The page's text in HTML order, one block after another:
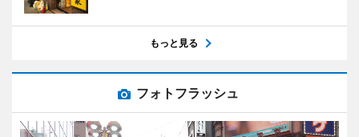
もっと見る
フォトフラッシュ